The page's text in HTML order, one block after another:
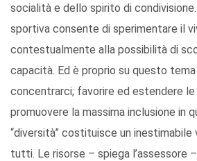
socialità e dello spirito di
sportiva consente di sperimentare il
contestualmente alla possibilità di
capacità. Ed è proprio su questo
concentrarci; favorire ed estendere le
promuovere la massima inclusione in
“diversità” costituisce un inestimabile
tutti. Le risorse – spiega l’assessore